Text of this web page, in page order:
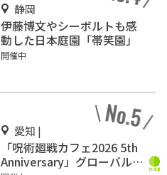
静岡
伊藤博文やシーボルトも感
動した日本庭園「帯笑園」
開催中
愛知 |
「呪術廻戦カフェ2026 5th
Anniversary」グローバル